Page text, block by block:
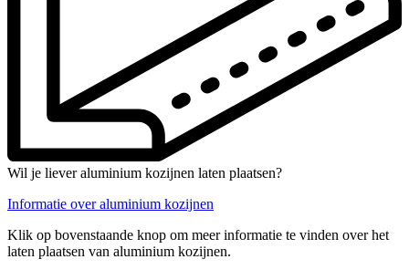
Wil je liever aluminium kozijnen laten plaatsen?
Informatie over aluminium kozijnen
Klik op bovenstaande knop om meer informatie te vinden over het
laten plaatsen van aluminium kozijnen.